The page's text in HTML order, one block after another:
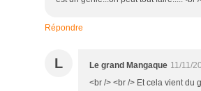
Répondre
L Le grand Mangaque 11/11/
<br /> <br /> Et cela vient du